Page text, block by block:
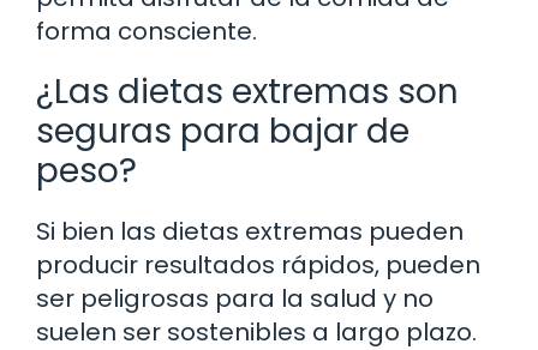
forma consciente.
¿Las dietas extremas son
seguras para bajar de
peso?
Si bien las dietas extremas pueden
producir resultados rápidos, pueden
ser peligrosas para la salud y no
suelen ser sostenibles a largo plazo.